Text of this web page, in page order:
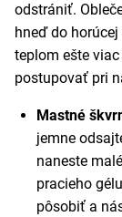
odstrániť.
hneď do
teplom ešte
postupovať pri
Mastné
jemne
naneste
pracieho
pôsobiť a